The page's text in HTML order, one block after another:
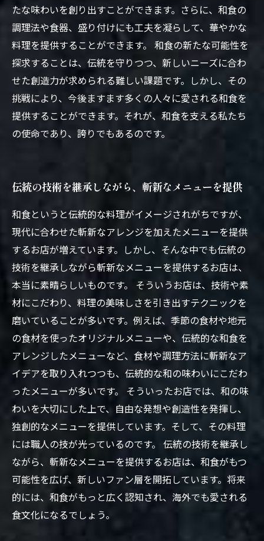
たな味わいを創り出すことができます。さらに、和食の
調理法や食器、盛り付けにも工夫を凝らして、華やかな
料理を提供することができます。 和食の新たな可能性を
探求することは、伝統を守りつつ、新しいニーズに合わ
せた創造力が求められる難しい課題です。しかし、その
挑戦により、今後ますます多くの人々に愛される和食を
提供することができます。それが、和食を支える私たち
の使命であり、誇りでもあるのです。
伝統の技術を継承しながら、斬新なメニューを提供
和食というと伝統的な料理がイメージされがちですが、
現代に合わせた斬新なアレンジを加えたメニューを提供
するお店が増えています。しかし、そんな中でも伝統の
技術を継承しながら斬新なメニューを提供するお店は、
本当に素晴らしいものです。 そういうお店は、技術や素
材にこだわり、料理の美味しさを引き出すテクニックを
磨いていることが多いです。例えば、季節の食材や地元
の食材を使ったオリジナルメニューや、伝統的な和食を
アレンジしたメニューなど、食材や調理方法に斬新なア
イデアを取り入れつつも、伝統的な和の味わいにこだわ
ったメニューが多いです。 そういったお店では、和の味
わいを大切にした上で、自由な発想や創造性を発揮し、
独創的なメニューを提供しています。そして、その料理
には職人の技が光っているのです。 伝統の技術を継承し
ながら、斬新なメニューを提供するお店は、和食がもつ
可能性を広げ、新しいファン層を開拓しています。将来
的には、和食がもっと広く認知され、海外でも愛される
食文化になるでしょう。